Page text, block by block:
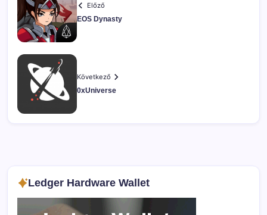
Előző
EOS Dynasty
Következő
0xUniverse
Ledger Hardware Wallet